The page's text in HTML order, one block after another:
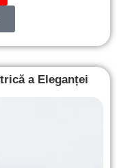
a Eleganței